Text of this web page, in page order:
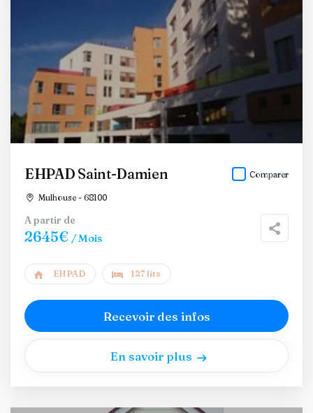
EHPAD Saint-Damien
Mulhouse - 68100
Comparer
A partir de
2645€ / Mois
EHPAD 127 lits
Recevoir des infos
En savoir plus